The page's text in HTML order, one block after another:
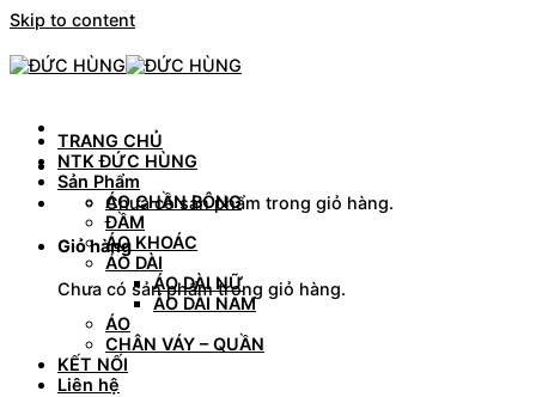
Skip to content
Chưa có sản phẩm trong giỏ hàng.
Giỏ hàng
Chưa có sản phẩm trong giỏ hàng.
TRANG CHỦ
NTK ĐỨC HÙNG
Sản Phẩm
ÁO CHẦN BÔNG
ĐẦM
ÁO KHOÁC
ÁO DÀI
ÁO DÀI NỮ
ÁO DÀI NAM
ÁO
CHÂN VÁY – QUẦN
KẾT NỐI
Liên hệ